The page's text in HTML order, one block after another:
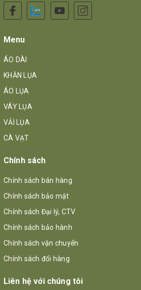
Menu
ÁO DÀI
KHĂN LỤA
ÁO LỤA
VÁY LỤA
VẢI LỤA
CÀ VẠT
Chính sách
Chính sách bán hàng
Chính sách bảo mật
Chính sách Đại lý, CTV
Chính sách bảo hành
Chính sách vận chuyển
Chính sách đổi hàng
Liên hệ với chúng tôi